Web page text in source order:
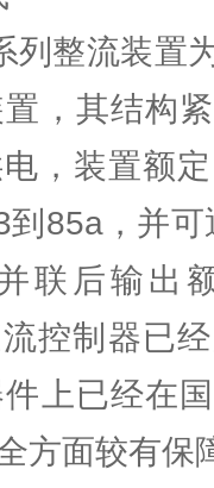
整流装置
，其结构
，装置额
85a，并
联后输出
控制器已
上已经在
方面较有保